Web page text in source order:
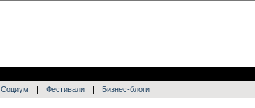
Социум Фестивали Бизнес-блоги